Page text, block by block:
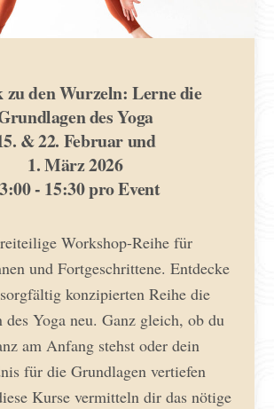
den Wurzeln: Lerne die
des Yoga
& 22. Februar und
1. März 2026
- 15:30 pro Event
Workshop-Reihe für
und Fortgeschrittene. Entdecke
konzipierten Reihe die
des Yoga neu. Ganz gleich, ob du
am Anfang stehst oder dein
für die Grundlagen vertiefen
Kurse vermitteln dir das nötige